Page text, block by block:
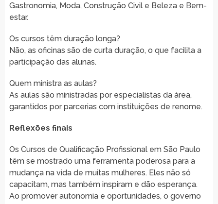
Gastronomia, Moda, Construção Civil e Beleza e Bem-
estar.
Os cursos têm duração longa?
Não, as oficinas são de curta duração, o que facilita a
participação das alunas.
Quem ministra as aulas?
As aulas são ministradas por especialistas da área,
garantidos por parcerias com instituições de renome.
Reflexões finais
Os Cursos de Qualificação Profissional em São Paulo
têm se mostrado uma ferramenta poderosa para a
mudança na vida de muitas mulheres. Eles não só
capacitam, mas também inspiram e dão esperança.
Ao promover autonomia e oportunidades, o governo